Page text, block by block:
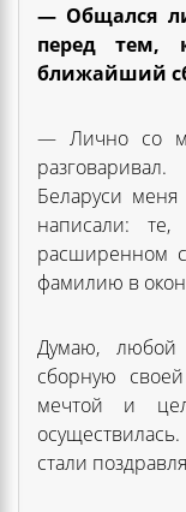
— Общался
перед тем,
ближайший
— Лично со
Беларуси
написали:
расширенном
фамилию в
Думаю, любой
сборную
мечтой и
стали